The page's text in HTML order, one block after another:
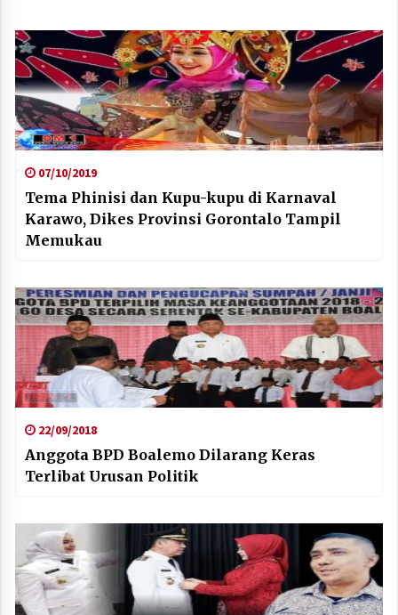
07/10/2019
Tema Phinisi dan Kupu-kupu di Karnaval
Karawo, Dikes Provinsi Gorontalo Tampil
Memukau
22/09/2018
Anggota BPD Boalemo Dilarang Keras
Terlibat Urusan Politik